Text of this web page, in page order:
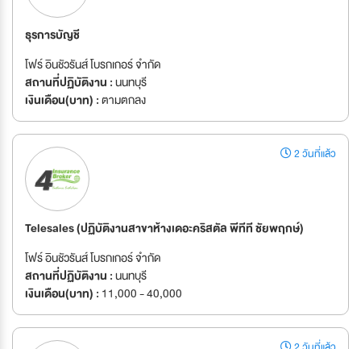
ธุรการบัญชี
โฟร์ อินชัวรันส์ โบรกเกอร์ จำกัด
สถานที่ปฏิบัติงาน :นนทบุรี
เงินเดือน(บาท) :ตามตกลง
2 วันที่แล้ว
Telesales (ปฏิบัติงานสาขาห้างเดอะคริสตัล พีทีที ชัยพฤกษ์)
โฟร์ อินชัวรันส์ โบรกเกอร์ จำกัด
สถานที่ปฏิบัติงาน :นนทบุรี
เงินเดือน(บาท) : 11,000 - 40,000